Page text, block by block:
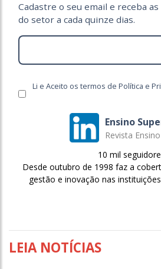
Cadastre o seu email e receba
do setor a cada quinze dias.
Li e Aceito os termos de Política e
Ensino
Revista
10 mil
Desde outubro de 1998 faz a
gestão e inovação nas
LEIA NOTÍCIAS